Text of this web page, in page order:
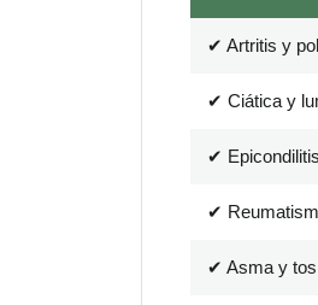
✔ Artritis y
✔ Ciática y
✔
✔
✔ Asma y tos